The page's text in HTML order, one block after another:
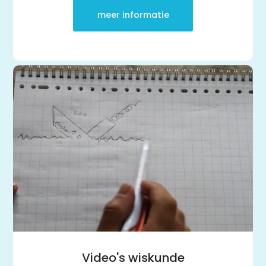
Wiskundetoets | Pabo
HBO 21+ toelating
voorbereiden
Leren leren |
Studievaardigheden,
planning & motivatie
Werkgeheugen verbeteren
met Cogmed
met neurofeedback | ADHD
& ADD
Overprikkeling
verminderen met
neurofeedback | HSP
Brugklas kickstart |
voorbereiding voor de
middelbare school
Slimmer leren met AI (VO)
| masterclass
meer informatie
Video's wiskunde